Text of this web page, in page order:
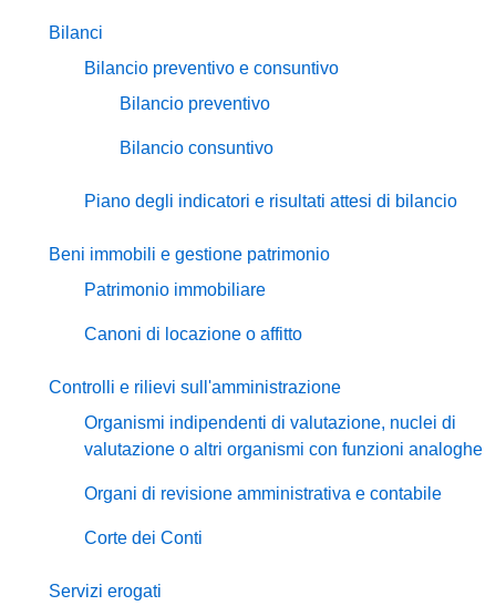
Bilanci
Bilancio preventivo e consuntivo
Bilancio preventivo
Bilancio consuntivo
Piano degli indicatori e risultati attesi di bilancio
Beni immobili e gestione patrimonio
Patrimonio immobiliare
Canoni di locazione o affitto
Controlli e rilievi sull'amministrazione
Organismi indipendenti di valutazione, nuclei di
valutazione o altri organismi con funzioni analoghe
Organi di revisione amministrativa e contabile
Corte dei Conti
Servizi erogati